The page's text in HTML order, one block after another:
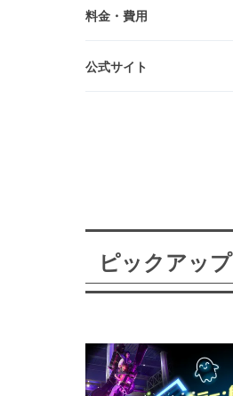
料金・費用
公式サイト
ピックアップ